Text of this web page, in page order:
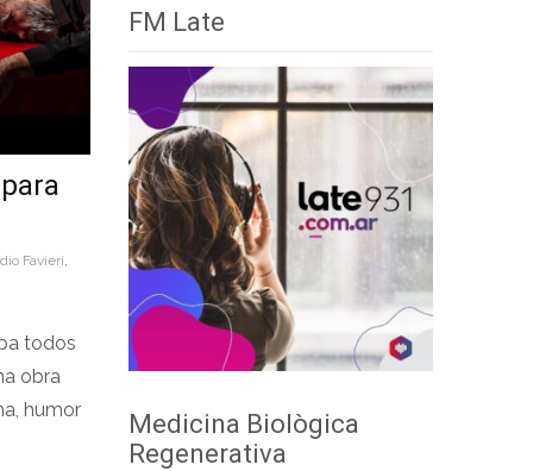
Favieri,
todos
obra
humor
FM Late
Medicina Biològica
Regenerativa